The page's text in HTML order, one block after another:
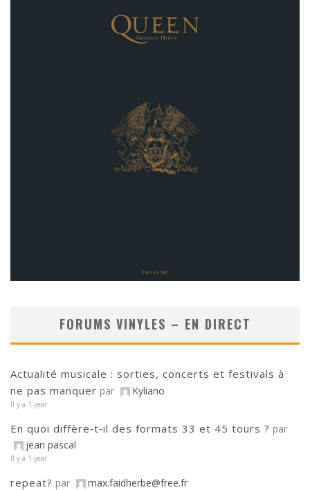
FORUMS VINYLES – EN DIRECT
Actualité musicale : sorties, concerts et festivals à
ne pas manquer par Kyliano
Il y a 1 year
En quoi diffère‑t‑il des formats 33 et 45 tours ? par
jean pascal
Il y a 1 year
repeat? par max.faidherbe@free.fr